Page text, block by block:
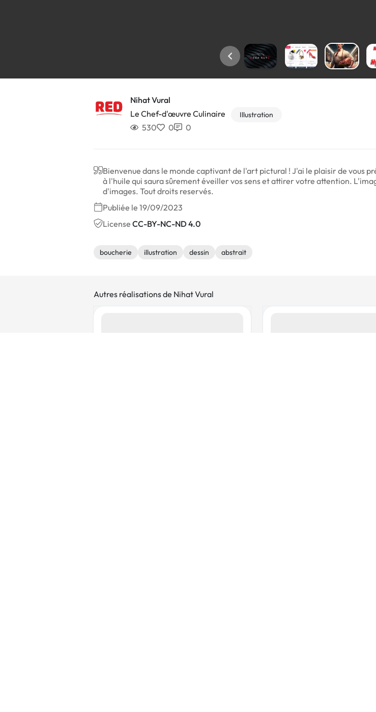
Nihat Vural
Le Chef-d'œuvre Culinaire
Illustration
530 0 0
Bienvenue dans le monde captivant de l'art pictural ! J'ai le plaisir de vous
à l'huile qui saura sûrement éveiller vos sens et attirer votre attention.
d'images. Tout droits reservés.
Publiée le 19/09/2023
License CC-BY-NC-ND 4.0
boucherie illustration dessin abstrait
Autres réalisations de Nihat Vural